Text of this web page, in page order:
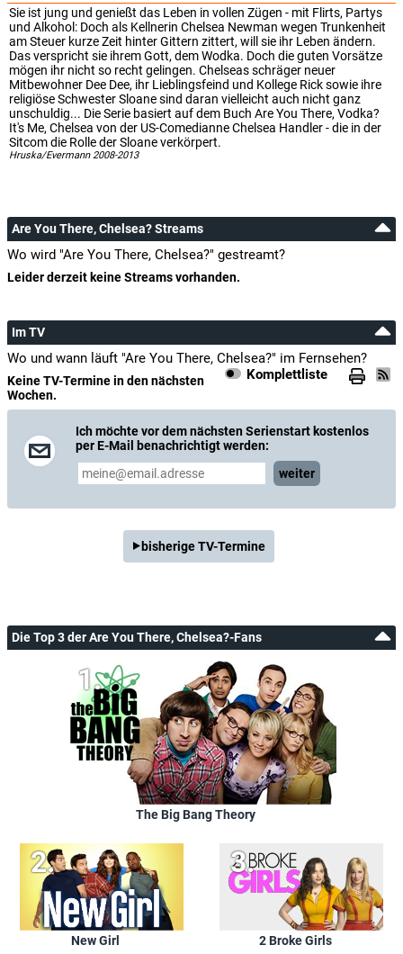
Sie ist jung und genießt das Leben in vollen Zügen - mit Flirts, Partys
und Alkohol: Doch als Kellnerin Chelsea Newman wegen Trunkenheit
am Steuer kurze Zeit hinter Gittern zittert, will sie ihr Leben ändern.
Das verspricht sie ihrem Gott, dem Wodka. Doch die guten Vorsätze
mögen ihr nicht so recht gelingen. Chelseas schräger neuer
Mitbewohner Dee Dee, ihr Lieblingsfeind und Kollege Rick sowie ihre
religiöse Schwester Sloane sind daran vielleicht auch nicht ganz
unschuldig... Die Serie basiert auf dem Buch Are You There, Vodka?
It's Me, Chelsea von der US-Comedianne Chelsea Handler - die in der
Sitcom die Rolle der Sloane verkörpert.
Hruska/Evermann 2008-2013
Are You There, Chelsea? Streams
Wo wird "Are You There, Chelsea?" gestreamt?
Leider derzeit keine Streams vorhanden.
Im TV
Wo und wann läuft "Are You There, Chelsea?" im Fernsehen?
Komplettliste
Keine TV-Termine in den nächsten
Wochen.
Ich möchte vor dem nächsten Serienstart kostenlos
per E-Mail benachrichtigt werden:
weiter
bisherige TV-Termine
Die Top 3 der Are You There, Chelsea?-Fans
The Big Bang Theory
New Girl 2 Broke Girls